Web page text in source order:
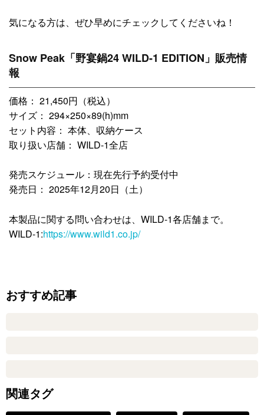
気になる方は、ぜひ早めにチェックしてくださいね！
Snow Peak「野宴鍋24 WILD-1 EDITION」販売情
報
価格： 21,450円（税込）
サイズ： 294×250×89(h)mm
セット内容： 本体、収納ケース
取り扱い店舗： WILD-1全店
発売スケジュール：現在先行予約受付中
発売日： 2025年12月20日（土）
本製品に関する問い合わせは、WILD-1各店舗まで。
WILD-1:https://www.wild1.co.jp/
おすすめ記事
関連タグ